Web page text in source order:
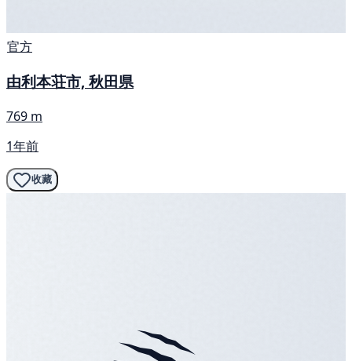
官方
由利本荘市, 秋田県
769 m
1年前
收藏